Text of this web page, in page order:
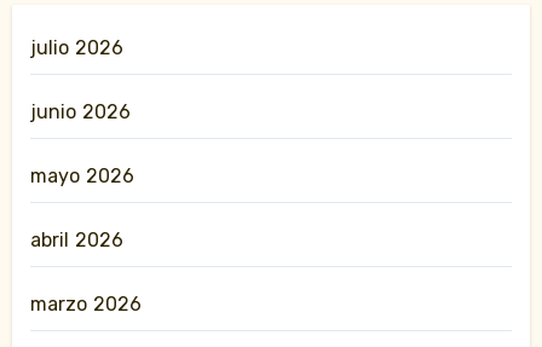
julio 2026
junio 2026
mayo 2026
abril 2026
marzo 2026